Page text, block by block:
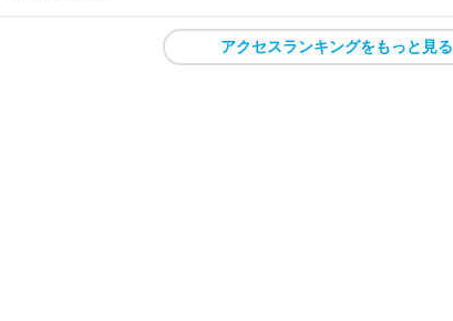
アクセスランキングをもっと見る